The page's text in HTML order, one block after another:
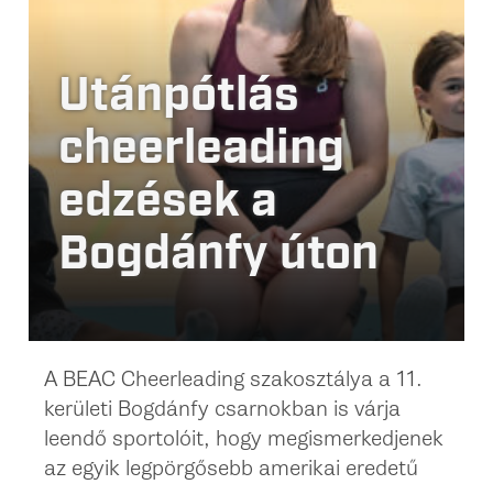
Utánpótlás
cheerleading
edzések a
Bogdánfy úton
A BEAC Cheerleading szakosztálya a 11.
kerületi Bogdánfy csarnokban is várja
leendő sportolóit, hogy megismerkedjenek
az egyik legpörgősebb amerikai eredetű